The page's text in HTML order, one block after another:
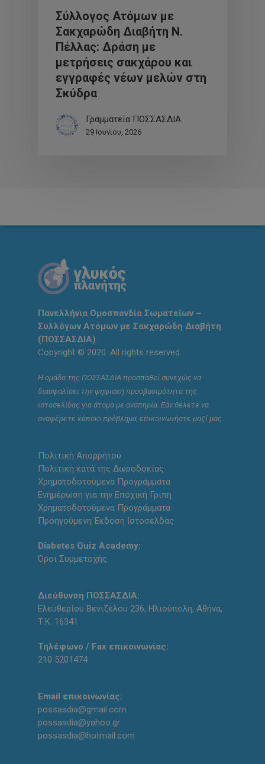
Σύλλογος Ατόμων με
Σακχαρώδη Διαβήτη Ν.
Πέλλας: Δράση με
μετρήσεις σακχάρου και
εγγραφές νέων μελών στη
Σκύδρα
Γραμματεία ΠΟΣΣΑΣΔΙΑ
29 Ιουνίου, 2026
Πανελλήνια Ομοσπονδία Σωματείων –
Συλλόγων Ατόμων με Σακχαρώδη Διαβήτη
(ΠΟΣΣΑΣΔΙΑ)
Copyright © 2020. All rights reserved.
Η ομάδα της ΠΟΣΣΑΣΔΙΑ προσπαθεί συνεχώς να
διασφαλίσει την ψηφιακή προσβασιμότητα της
ιστοσελίδας για άτομα με αναπηρία. Εάν θέλετε να
αναφέρετε κάποιο πρόβλημα, επικοινωνήστε μαζί μας.
Πολιτική Απορρήτου
Πολιτική κατά της Δωροδοκίας
Χρηματοδοτούμενα Προγράμματα
Ενημέρωση για την Εποχική Γρίπη
Χρηματοδοτούμενα Προγράμματα
Προηγούμενη Έκδοση Ιστοσελδας
Diabetes Quiz Academy:
Όροι Συμμετοχής
Διεύθυνση ΠΟΣΣΑΣΔΙΑ:
Ελευθερίου Βενιζέλου 236, Ηλιούπολη, Αθήνα,
Τ.Κ. 16341
Τηλέφωνο / Fax επικοινωνίας:
210 5201474
Email επικοινωνίας:
possasdia@gmail.com
possasdia@yahoo.gr
possasdia@hotmail.com